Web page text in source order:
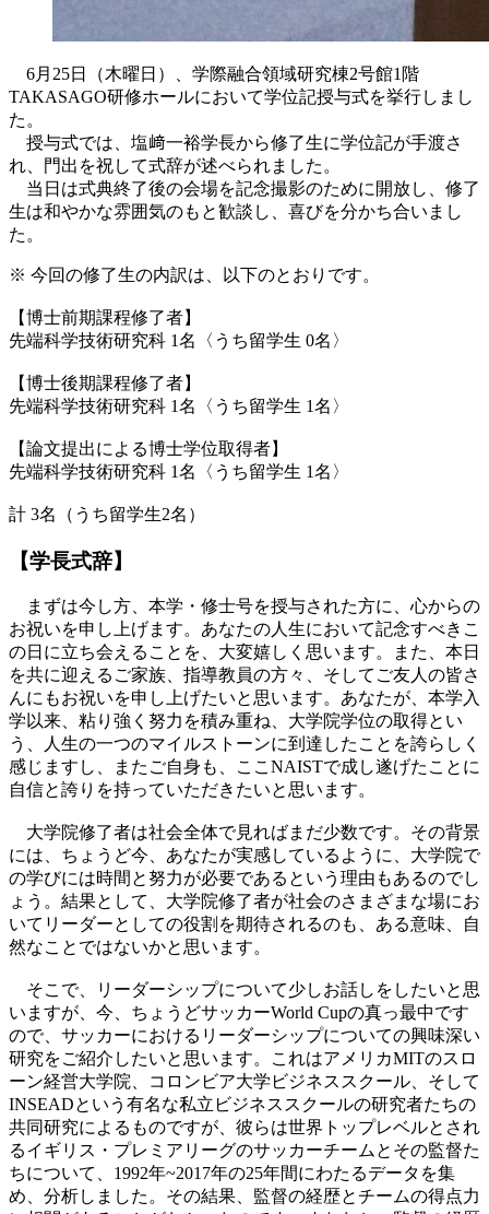
6月25日（木曜日）、学際融合領域研究棟2号館1階
TAKASAGO研修ホールにおいて学位記授与式を挙行しまし
た。
授与式では、塩﨑一裕学長から修了生に学位記が手渡さ
れ、門出を祝して式辞が述べられました。
当日は式典終了後の会場を記念撮影のために開放し、修了
生は和やかな雰囲気のもと歓談し、喜びを分かち合いまし
た。
※ 今回の修了生の内訳は、以下のとおりです。
【博士前期課程修了者】
先端科学技術研究科 1名〈うち留学生 0名〉
【博士後期課程修了者】
先端科学技術研究科 1名〈うち留学生 1名〉
【論文提出による博士学位取得者】
先端科学技術研究科 1名〈うち留学生 1名〉
計 3名（うち留学生2名）
【学長式辞】
まずは今し方、本学・修士号を授与された方に、心からの
お祝いを申し上げます。あなたの人生において記念すべきこ
の日に立ち会えることを、大変嬉しく思います。また、本日
を共に迎えるご家族、指導教員の方々、そしてご友人の皆さ
んにもお祝いを申し上げたいと思います。あなたが、本学入
学以来、粘り強く努力を積み重ね、大学院学位の取得とい
う、人生の一つのマイルストーンに到達したことを誇らしく
感じますし、またご自身も、ここNAISTで成し遂げたことに
自信と誇りを持っていただきたいと思います。
大学院修了者は社会全体で見ればまだ少数です。その背景
には、ちょうど今、あなたが実感しているように、大学院で
の学びには時間と努力が必要であるという理由もあるのでし
ょう。結果として、大学院修了者が社会のさまざまな場にお
いてリーダーとしての役割を期待されるのも、ある意味、自
然なことではないかと思います。
そこで、リーダーシップについて少しお話しをしたいと思
いますが、今、ちょうどサッカーWorld Cupの真っ最中です
ので、サッカーにおけるリーダーシップについての興味深い
研究をご紹介したいと思います。これはアメリカMITのスロ
ーン経営大学院、コロンビア大学ビジネススクール、そして
INSEADという有名な私立ビジネススクールの研究者たちの
共同研究によるものですが、彼らは世界トップレベルとされ
るイギリス・プレミアリーグのサッカーチームとその監督た
ちについて、1992年~2017年の25年間にわたるデータを集
め、分析しました。その結果、監督の経歴とチームの得点力